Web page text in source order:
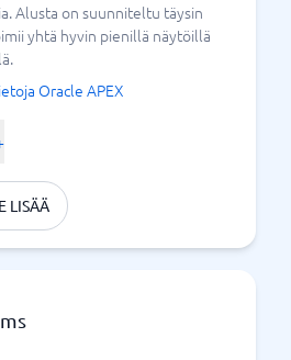
Alusta on suunniteltu täysin
yhtä hyvin pienillä näytöillä
Oracle APEX
LISÄÄ